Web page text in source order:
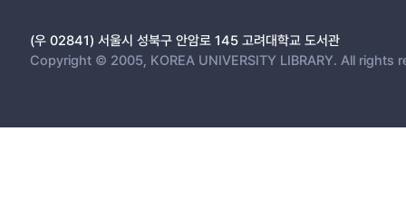
(우 02841) 서울시 성북구 안암로 145 고려대학교 도서관
Copyright © 2005, KOREA UNIVERSITY LIBRARY. All rights